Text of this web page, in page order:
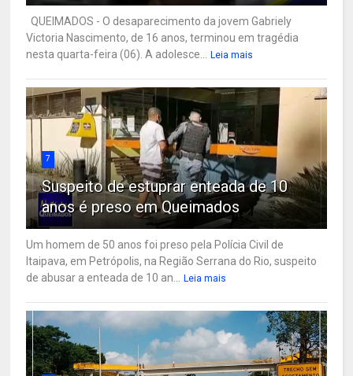
QUEIMADOS - O desaparecimento da jovem Gabriely
Victoria Nascimento, de 16 anos, terminou em tragédia
nesta quarta-feira (06). A adolesce...
Leia mais
7
Suspeito de estuprar enteada de 10
anos é preso em Queimados
Um homem de 50 anos foi preso pela Polícia Civil de
Itaipava, em Petrópolis, na Região Serrana do Rio, suspeito
de abusar a enteada de 10 an...
Leia mais